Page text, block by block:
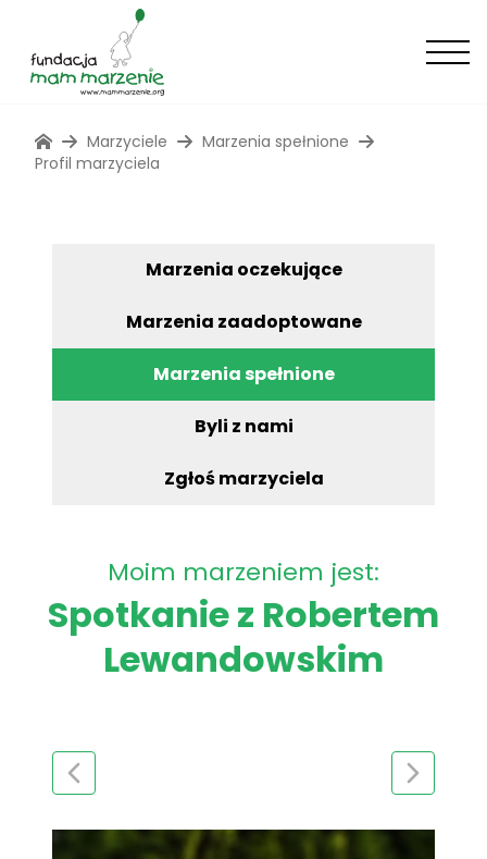
Marzyciele
Marzenia spełnione
Profil marzyciela
Marzenia oczekujące
Marzenia zaadoptowane
Marzenia spełnione
Byli z nami
Zgłoś marzyciela
Moim marzeniem jest:
Spotkanie z Robertem
Lewandowskim